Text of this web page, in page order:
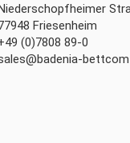
Friesenheim
(0)7808 89-0